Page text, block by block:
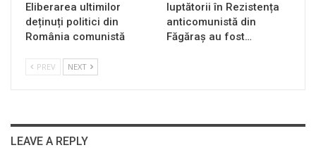
Eliberarea ultimilor
deținuți politici din
România comunistă
luptătorii în Rezistența
anticomunistă din
Făgăraș au fost…
PREV NEXT
LEAVE A REPLY